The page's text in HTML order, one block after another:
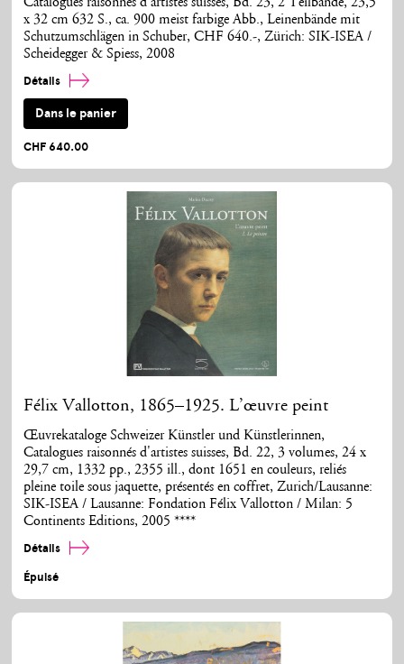
Catalogues raisonnés d'artistes suisses, Bd. 23, 2 Teilbände, 23,5
x 32 cm 632 S., ca. 900 meist farbige Abb., Leinenbände mit
Schutzumschlägen in Schuber, CHF 640.-, Zürich: SIK-ISEA /
Scheidegger & Spiess, 2008
Détails
Dans le panier
CHF 640.00
Félix Vallotton, 1865–1925. L’œuvre peint
Œuvrekataloge Schweizer Künstler und Künstlerinnen,
Catalogues raisonnés d'artistes suisses, Bd. 22, 3 volumes, 24 x
29,7 cm, 1332 pp., 2355 ill., dont 1651 en couleurs, reliés
pleine toile sous jaquette, présentés en coffret, Zurich/Lausanne:
SIK-ISEA / Lausanne: Fondation Félix Vallotton / Milan: 5
Continents Editions, 2005 ****
Détails
Épuisé